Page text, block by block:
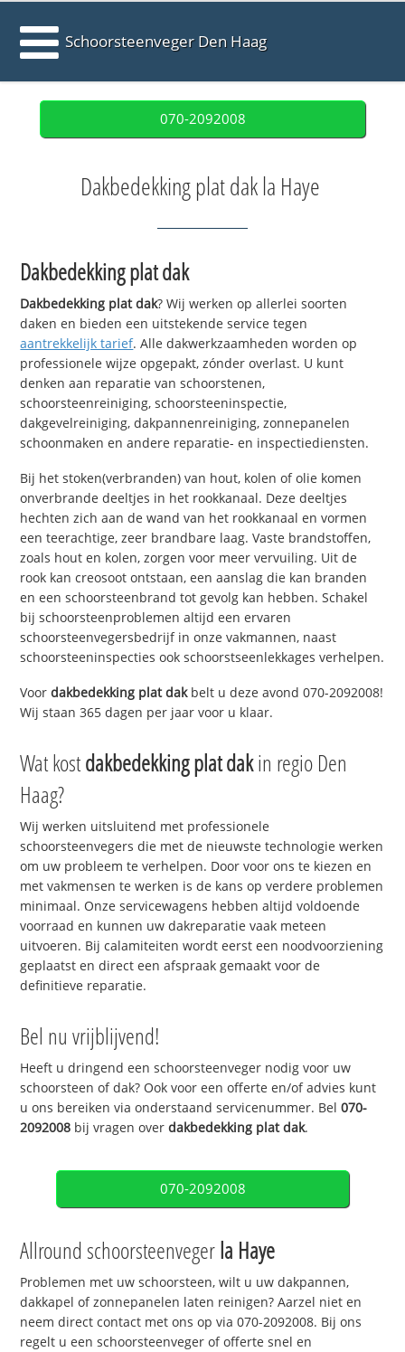
Schoorsteenveger Den Haag
070-2092008
Dakbedekking plat dak la Haye
Dakbedekking plat dak
Dakbedekking plat dak? Wij werken op allerlei soorten
daken en bieden een uitstekende service tegen
aantrekkelijk tarief. Alle dakwerkzaamheden worden op
professionele wijze opgepakt, zónder overlast. U kunt
denken aan reparatie van schoorstenen,
schoorsteenreiniging, schoorsteeninspectie,
dakgevelreiniging, dakpannenreiniging, zonnepanelen
schoonmaken en andere reparatie- en inspectiediensten.
Bij het stoken(verbranden) van hout, kolen of olie komen
onverbrande deeltjes in het rookkanaal. Deze deeltjes
hechten zich aan de wand van het rookkanaal en vormen
een teerachtige, zeer brandbare laag. Vaste brandstoffen,
zoals hout en kolen, zorgen voor meer vervuiling. Uit de
rook kan creosoot ontstaan, een aanslag die kan branden
en een schoorsteenbrand tot gevolg kan hebben. Schakel
bij schoorsteenproblemen altijd een ervaren
schoorsteenvegersbedrijf in onze vakmannen, naast
schoorsteeninspecties ook schoorstseenlekkages verhelpen.
Voordakbedekking plat dakbelt u deze avond 070-2092008!
Wij staan 365 dagen per jaar voor u klaar.
Wat kostdakbedekking plat dakin regio Den
Haag?
Wij werken uitsluitend met professionele
schoorsteenvegers die met de nieuwste technologie werken
om uw probleem te verhelpen. Door voor ons te kiezen en
met vakmensen te werken is de kans op verdere problemen
minimaal. Onze servicewagens hebben altijd voldoende
voorraad en kunnen uw dakreparatie vaak meteen
uitvoeren. Bij calamiteiten wordt eerst een noodvoorziening
geplaatst en direct een afspraak gemaakt voor de
definitieve reparatie.
Bel nu vrijblijvend!
Heeft u dringend een schoorsteenveger nodig voor uw
schoorsteen of dak? Ook voor een offerte en/of advies kunt
u ons bereiken via onderstaand servicenummer. Bel070-
2092008 bij vragen overdakbedekking plat dak.
070-2092008
Allround schoorsteenvegerla Haye
Problemen met uw schoorsteen, wilt u uw dakpannen,
dakkapel of zonnepanelen laten reinigen? Aarzel niet en
neem direct contact met ons op via 070-2092008. Bij ons
regelt u een schoorsteenveger of offerte snel en